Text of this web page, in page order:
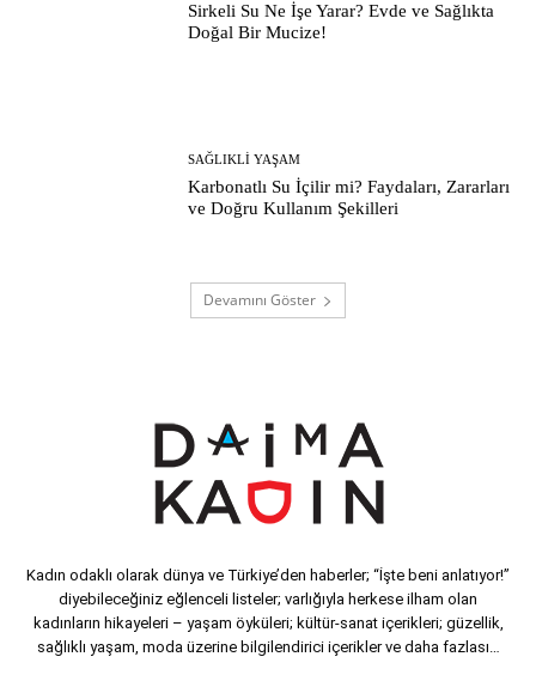
Sirkeli Su Ne İşe Yarar? Evde ve Sağlıkta
Doğal Bir Mucize!
SAĞLIKLI YAŞAM
Karbonatlı Su İçilir mi? Faydaları, Zararları
ve Doğru Kullanım Şekilleri
Devamını Göster
Kadın odaklı olarak dünya ve Türkiye’den haberler; “İşte beni anlatıyor!”
diyebileceğiniz eğlenceli listeler; varlığıyla herkese ilham olan
kadınların hikayeleri – yaşam öyküleri; kültür-sanat içerikleri; güzellik,
sağlıklı yaşam, moda üzerine bilgilendirici içerikler ve daha fazlası…